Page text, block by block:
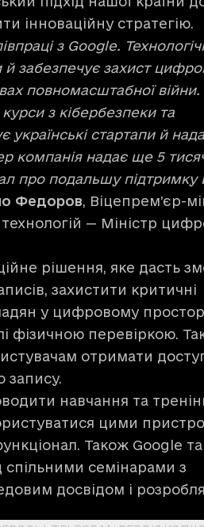
інноваційну стратегію.
з Google.
забезпечує захист
повномасштабної війни.
з кібербезпеки та
українські стартапи й
компанія надає ще 5
про подальшу підтримку
Федоров, Віцепрем’єр-
— Міністр
рішення, яке дасть
захистити критичні
у цифровому
фізичною перевіркою.
отримати
запису.
навчання та
цими
Також Google та
семінарами з
досвідом і